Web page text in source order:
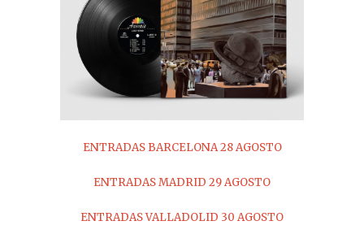
ENTRADAS BARCELONA 28 AGOSTO
ENTRADAS MADRID 29 AGOSTO
ENTRADAS VALLADOLID 30 AGOSTO